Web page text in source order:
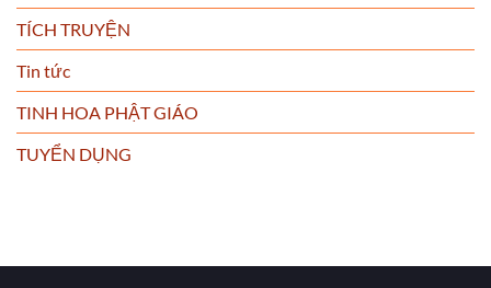
TÍCH TRUYỆN
Tin tức
TINH HOA PHẬT GIÁO
TUYỂN DỤNG